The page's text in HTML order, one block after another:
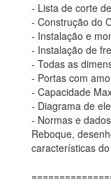
- Lista de corte
- Construção do
- Instalação e
- Instalação de
- Todas as
- Portas com
- Capacidade
- Diagrama de
- Normas e
Reboque,
características